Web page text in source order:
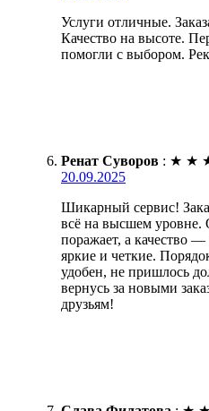
Услуги отличные.
Качество на высоте.
помогли с выбором.
Ренат Суворов : ★ ★
20.09.2025
Шикарный сервис!
всё на высшем уровне.
поражает, а качество
яркие и четкие.
удобен, не пришлось
вернусь за новыми
друзьям!